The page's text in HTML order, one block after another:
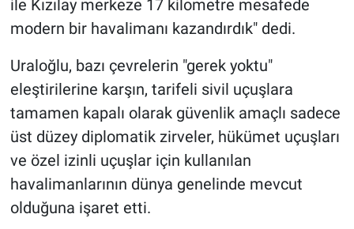
ile Kızılay merkeze 17 kilometre mesafede
modern bir havalimanı kazandırdık" dedi.
Uraloğlu, bazı çevrelerin "gerek yoktu"
eleştirilerine karşın, tarifeli sivil uçuşlara
tamamen kapalı olarak güvenlik amaçlı sadece
üst düzey diplomatik zirveler, hükümet uçuşları
ve özel izinli uçuşlar için kullanılan
havalimanlarının dünya genelinde mevcut
olduğuna işaret etti.